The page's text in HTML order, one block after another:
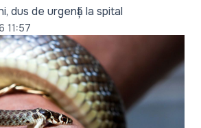
dus de urgență la spital
11:57